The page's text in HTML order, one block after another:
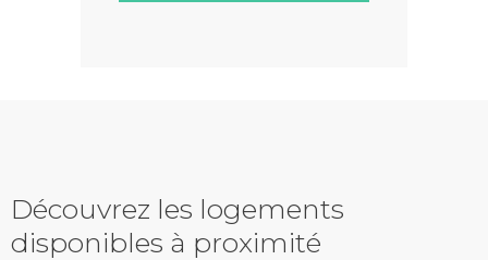
Découvrez les logements
disponibles à proximité